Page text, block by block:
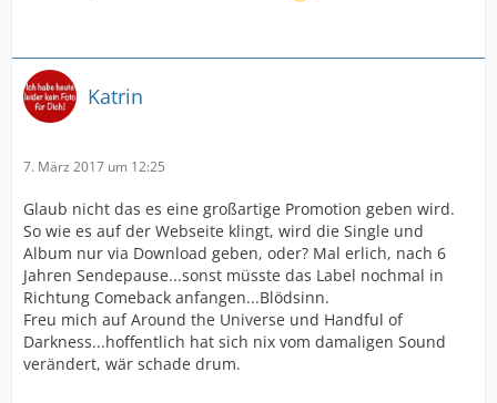
Katrin
7. März 2017 um 12:25
Glaub nicht das es eine großartige Promotion geben wird.
So wie es auf der Webseite klingt, wird die Single und
Album nur via Download geben, oder? Mal erlich, nach 6
Jahren Sendepause...sonst müsste das Label nochmal in
Richtung Comeback anfangen...Blödsinn.
Freu mich auf Around the Universe und Handful of
Darkness...hoffentlich hat sich nix vom damaligen Sound
verändert, wär schade drum.